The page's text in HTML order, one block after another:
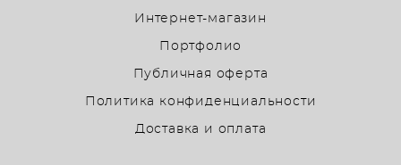
Интернет-магазин
Портфолио
Публичная оферта
Политика конфиденциальности
Доставка и оплата